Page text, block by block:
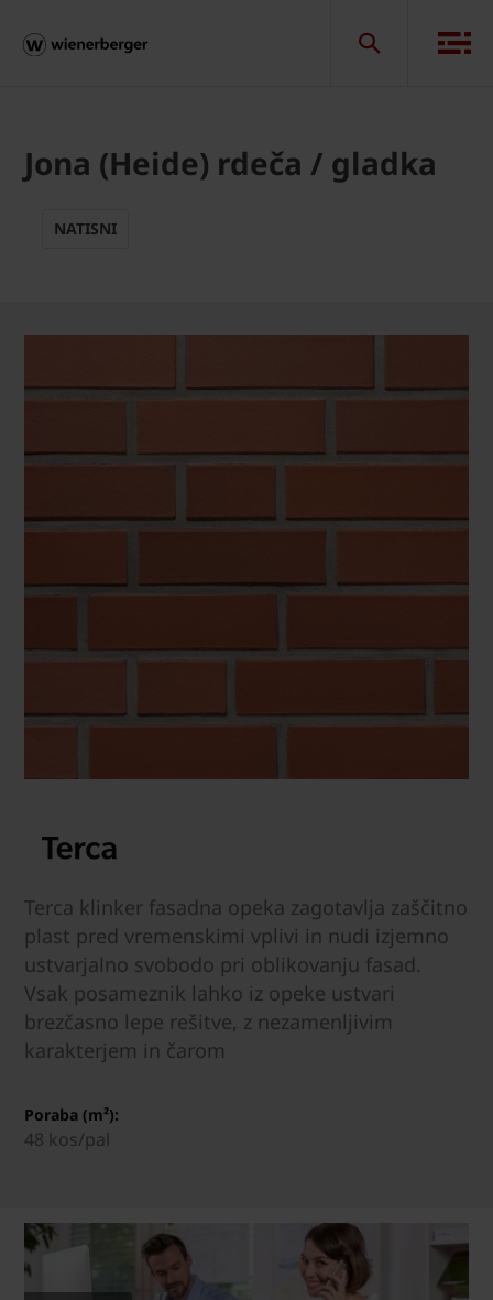
Jona (Heide) rdeča / gladka
NATISNI
Terca klinker fasadna opeka zagotavlja zaščitno
plast pred vremenskimi vplivi in nudi izjemno
ustvarjalno svobodo pri oblikovanju fasad.
Vsak posameznik lahko iz opeke ustvari
brezčasno lepe rešitve, z nezamenljivim
karakterjem in čarom
Poraba (m²):
48 kos/pal